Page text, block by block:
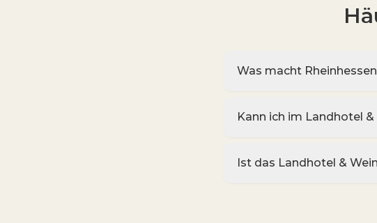
Was macht
Kann ich im Landhotel
Ist das Landhotel &